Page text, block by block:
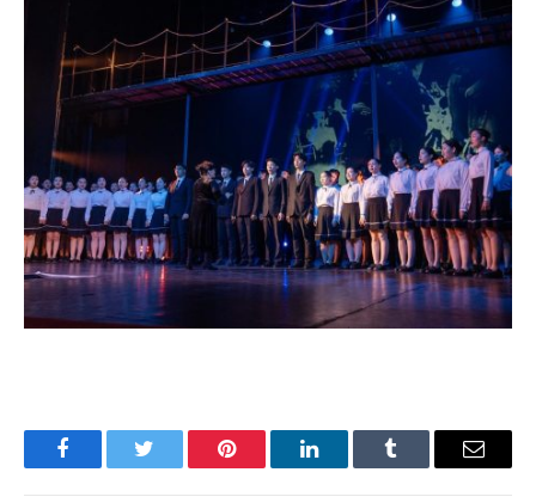
FacebookTwitter Pinterest LinkedInTumblr Имэйл